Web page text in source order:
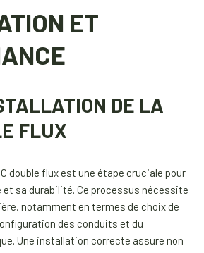
ET
DE LA
FLUX
double flux est une étape cruciale pour
sa durabilité. Ce processus nécessite
notamment en termes de choix de
des conduits et du
Une installation correcte assure non